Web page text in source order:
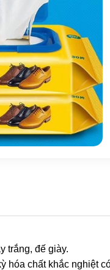
trắng, đế giày.
hóa chất khắc nghiệt